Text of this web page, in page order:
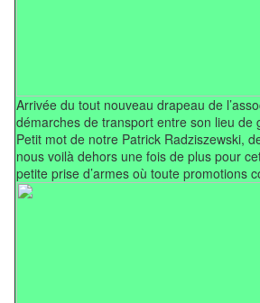
Arrivée du tout nouveau drapeau de
démarches de transport entre son lieu
Petit mot de notre Patrick Radziszewski,
nous voilà dehors une fois de plus pour
petite prise d’armes où toute promotions